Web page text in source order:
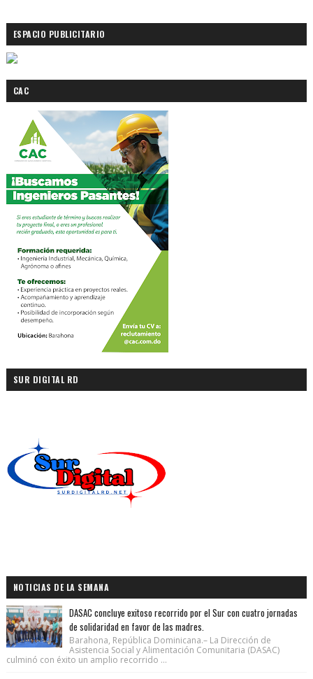
ESPACIO PUBLICITARIO
CAC
SUR DIGITAL RD
NOTICIAS DE LA SEMANA
DASAC concluye exitoso recorrido por el Sur con cuatro jornadas
de solidaridad en favor de las madres.
Barahona, República Dominicana.– La Dirección de
Asistencia Social y Alimentación Comunitaria (DASAC)
culminó con éxito un amplio recorrido ...